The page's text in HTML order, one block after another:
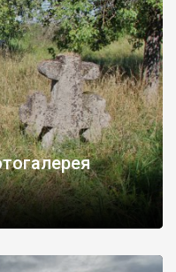
ціла колекція
невелике, […]